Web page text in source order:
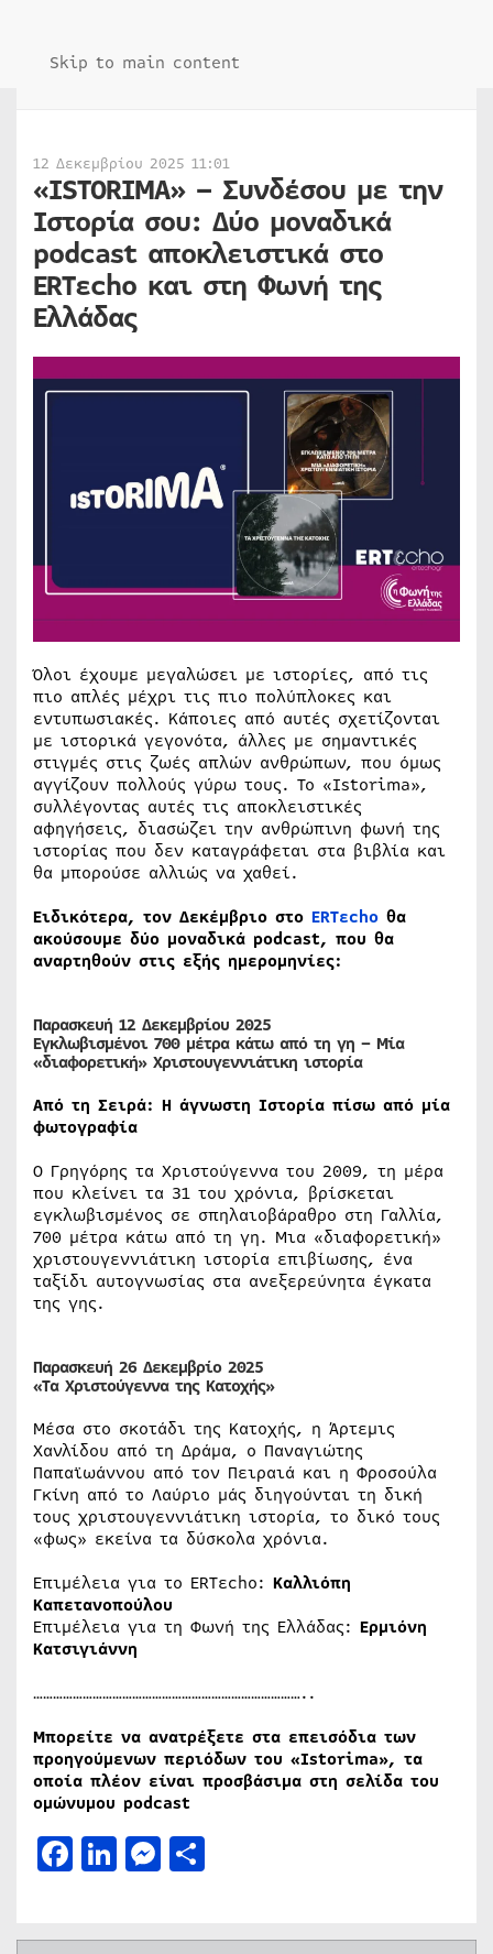
Skip to main content
12 Δεκεμβρίου 2025 11:01
«ISTORIMA» – Συνδέσου με την
Ιστορία σου: Δύο μοναδικά
podcast αποκλειστικά στο
ERTεcho και στη Φωνή της
Ελλάδας
Όλοι έχουμε μεγαλώσει με ιστορίες, από τις
πιο απλές μέχρι τις πιο πολύπλοκες και
εντυπωσιακές. Κάποιες από αυτές σχετίζονται
με ιστορικά γεγονότα, άλλες με σημαντικές
στιγμές στις ζωές απλών ανθρώπων, που όμως
αγγίζουν πολλούς γύρω τους. Το «Istorima»,
συλλέγοντας αυτές τις αποκλειστικές
αφηγήσεις, διασώζει την ανθρώπινη φωνή της
ιστορίας που δεν καταγράφεται στα βιβλία και
θα μπορούσε αλλιώς να χαθεί.
Ειδικότερα, τον Δεκέμβριο στο ERTεcho θα
ακούσουμε δύο μοναδικά podcast, που θα
αναρτηθούν στις εξής ημερομηνίες:
Παρασκευή 12 Δεκεμβρίου 2025
Εγκλωβισμένοι 700 μέτρα κάτω από τη γη – Μία
«διαφορετική» Χριστουγεννιάτικη ιστορία
Από τη Σειρά: Η άγνωστη Ιστορία πίσω από μία
φωτογραφία
Ο Γρηγόρης τα Χριστούγεννα του 2009, τη μέρα
που κλείνει τα 31 του χρόνια, βρίσκεται
εγκλωβισμένος σε σπηλαιοβάραθρο στη Γαλλία,
700 μέτρα κάτω από τη γη. Μια «διαφορετική»
χριστουγεννιάτικη ιστορία επιβίωσης, ένα
ταξίδι αυτογνωσίας στα ανεξερεύνητα έγκατα
της γης.
Παρασκευή 26 Δεκεμβρίο 2025
«Τα Χριστούγεννα της Κατοχής»
Μέσα στο σκοτάδι της Κατοχής, η Άρτεμις
Χανλίδου από τη Δράμα, ο Παναγιώτης
Παπαϊωάννου από τον Πειραιά και η Φροσούλα
Γκίνη από το Λαύριο μάς διηγούνται τη δική
τους χριστουγεννιάτικη ιστορία, το δικό τους
«φως» εκείνα τα δύσκολα χρόνια.
Επιμέλεια για το ERTεcho: Καλλιόπη
Καπετανοπούλου
Επιμέλεια για τη Φωνή της Ελλάδας: Ερμιόνη
Κατσιγιάννη
………………………………………………………………………..
Μπορείτε να ανατρέξετε στα επεισόδια των
προηγούμενων περιόδων του «Istorima», τα
οποία πλέον είναι προσβάσιμα στη σελίδα του
ομώνυμου podcast
Facebook
LinkedIn
Messenger